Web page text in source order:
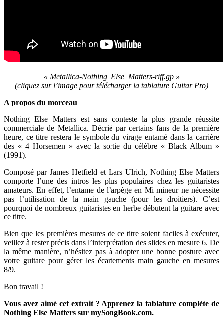
« Metallica-Nothing_Else_Matters-riff.gp »
(cliquez sur l’image pour télécharger la tablature Guitar Pro)
A propos du morceau
Nothing Else Matters est sans conteste la plus grande réussite
commerciale de Metallica. Décrié par certains fans de la première
heure, ce titre restera le symbole du virage entamé dans la carrière
des « 4 Horsemen » avec la sortie du célèbre « Black Album »
(1991).
Composé par James Hetfield et Lars Ulrich, Nothing Else Matters
comporte l’une des intros les plus populaires chez les guitaristes
amateurs. En effet, l’entame de l’arpège en Mi mineur ne nécessite
pas l’utilisation de la main gauche (pour les droitiers). C’est
pourquoi de nombreux guitaristes en herbe débutent la guitare avec
ce titre.
Bien que les premières mesures de ce titre soient faciles à exécuter,
veillez à rester précis dans l’interprétation des slides en mesure 6. De
la même manière, n’hésitez pas à adopter une bonne posture avec
votre guitare pour gérer les écartements main gauche en mesures
8/9.
Bon travail !
Vous avez aimé cet extrait ? Apprenez la tablature complète de
Nothing Else Matters sur mySongBook.com.